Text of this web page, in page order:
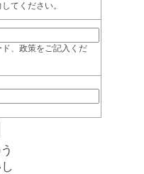
てください。
、政策をご記入くだ